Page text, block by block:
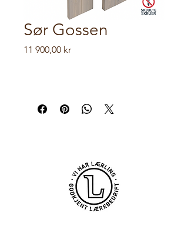
Sør Gossen
11 900,00 krPris